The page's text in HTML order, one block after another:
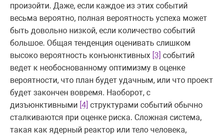
произойти. Даже, если каждое из этих событий
весьма вероятно, полная вероятность успеха может
быть довольно низкой, если количество событий
большое. Общая тенденция оценивать слишком
высоко вероятность конъюнктивных [3] событий
ведет к необоснованному оптимизму в оценке
вероятности, что план будет удачным, или что проект
будет закончен вовремя. Наоборот, с
дизъюнктивными [4] структурами событий обычно
сталкиваются при оценке риска. Сложная система,
такая как ядерный реактор или тело человека,